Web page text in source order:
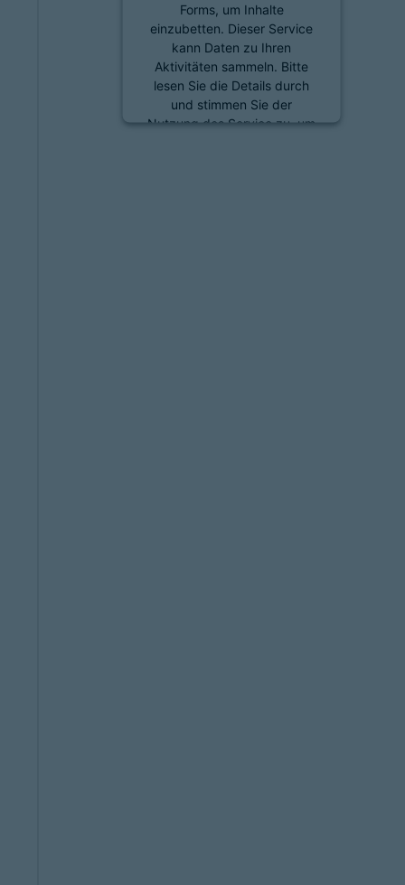
Forms, um Inhalte
einzubetten. Dieser Service
kann Daten zu Ihren
Aktivitäten sammeln. Bitte
lesen Sie die Details durch
und stimmen Sie der
Nutzung des Service zu, um